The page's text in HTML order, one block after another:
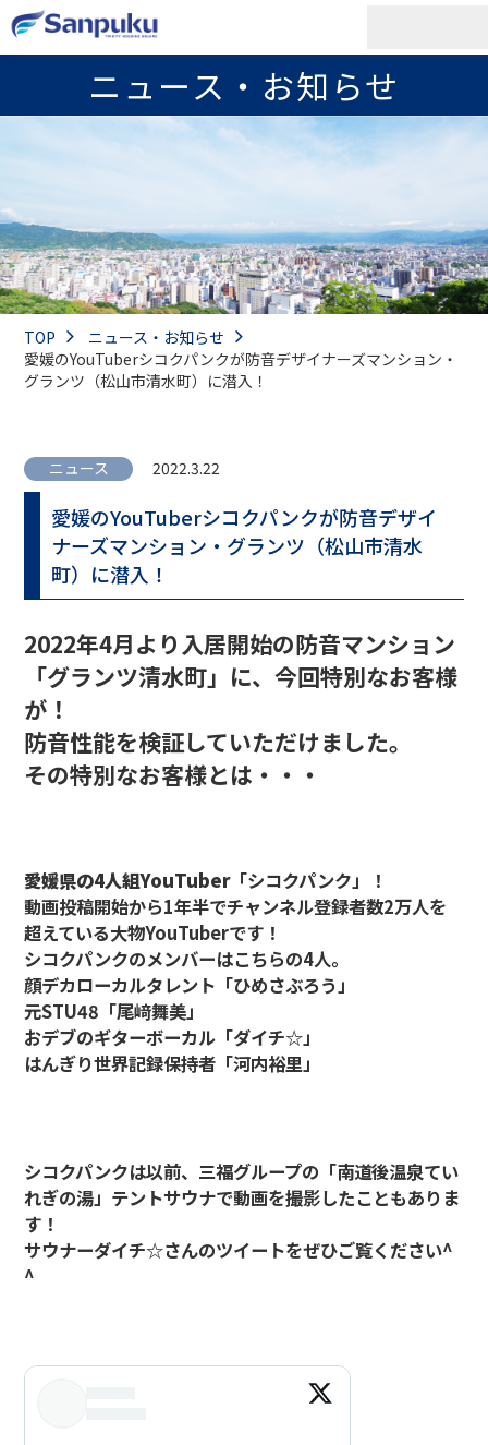
ニュース・お知らせ
TOP
ニュース・お知らせ
愛媛のYouTuberシコクパンクが防音デザイナーズマンション・
グランツ（松山市清水町）に潜入！
ニュース 2022.3.22
愛媛のYouTuberシコクパンクが防音デザイ
ナーズマンション・グランツ（松山市清水
町）に潜入！
2022年4月より入居開始の防音マンション
「グランツ清水町」に、今回特別なお客様
が！
防音性能を検証していただけました。
その特別なお客様とは・・・
愛媛県の4人組YouTuber「シコクパンク」
！
動画投稿開始から1年半でチャンネル登録者数2万人を
超えている大物YouTuberです！
シコクパンクのメンバーはこちらの4人。
顔デカローカルタレント「ひめさぶろう」
元STU48「尾﨑舞美」
おデブのギターボーカル「ダイチ☆」
はんぎり世界記録保持者「河内裕里」
シコクパンクは以前、三福グループの「南道後温泉てい
れぎの湯」テントサウナで動画を撮影したこともありま
す！
サウナーダイチ☆さんのツイートをぜひご覧ください^
^